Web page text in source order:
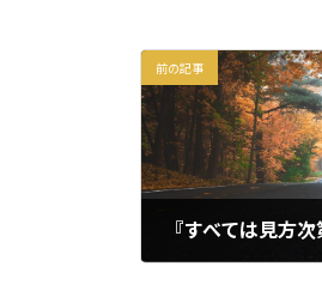
前の記事
『すべては見方